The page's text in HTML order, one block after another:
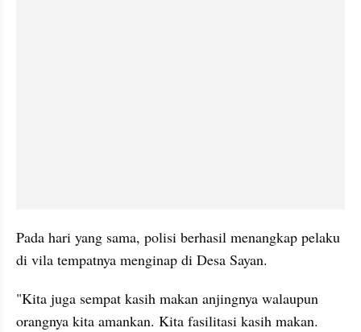
Pada hari yang sama, polisi berhasil menangkap pelaku
di vila tempatnya menginap di Desa Sayan.
"Kita juga sempat kasih makan anjingnya walaupun
orangnya kita amankan. Kita fasilitasi kasih makan.